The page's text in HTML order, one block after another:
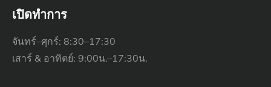
เปิดทำการ
จันทร์–ศุกร์: 8:30–17:30
เสาร์ & อาทิตย์: 9:00น.–17:30น.